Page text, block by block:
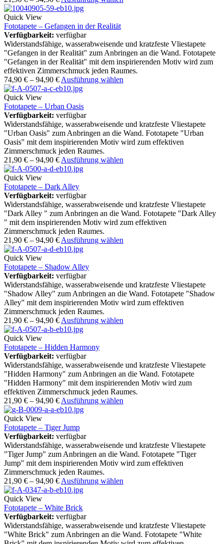
Quick View
Fototapete – Gefangen in der Realität
Verfügbarkeit: verfügbar
Widerstandsfähige, wasserabweisende und kratzfeste Vliestapete
"Gefangen in der Realität" zum Anbringen an die Wand. Fototapete
"Gefangen in der Realität" mit dem inspirierenden Motiv wird zum
effektiven Zimmerschmuck jeden Raumes.
74,90 € – 94,90 € Ausführung wählen
Quick View
Fototapete – Urban Oasis
Verfügbarkeit: verfügbar
Widerstandsfähige, wasserabweisende und kratzfeste Vliestapete
"Urban Oasis" zum Anbringen an die Wand. Fototapete "Urban
Oasis" mit dem inspirierenden Motiv wird zum effektiven
Zimmerschmuck jeden Raumes.
21,90 € – 94,90 € Ausführung wählen
Quick View
Fototapete – Dark Alley
Verfügbarkeit: verfügbar
Widerstandsfähige, wasserabweisende und kratzfeste Vliestapete
"Dark Alley " zum Anbringen an die Wand. Fototapete "Dark Alley
" mit dem inspirierenden Motiv wird zum effektiven
Zimmerschmuck jeden Raumes.
21,90 € – 94,90 € Ausführung wählen
Quick View
Fototapete – Shadow Alley
Verfügbarkeit: verfügbar
Widerstandsfähige, wasserabweisende und kratzfeste Vliestapete
"Shadow Alley" zum Anbringen an die Wand. Fototapete "Shadow
Alley" mit dem inspirierenden Motiv wird zum effektiven
Zimmerschmuck jeden Raumes.
21,90 € – 94,90 € Ausführung wählen
Quick View
Fototapete – Hidden Harmony
Verfügbarkeit: verfügbar
Widerstandsfähige, wasserabweisende und kratzfeste Vliestapete
"Hidden Harmony" zum Anbringen an die Wand. Fototapete
"Hidden Harmony" mit dem inspirierenden Motiv wird zum
effektiven Zimmerschmuck jeden Raumes.
21,90 € – 94,90 € Ausführung wählen
Quick View
Fototapete – Tiger Jump
Verfügbarkeit: verfügbar
Widerstandsfähige, wasserabweisende und kratzfeste Vliestapete
"Tiger Jump" zum Anbringen an die Wand. Fototapete "Tiger
Jump" mit dem inspirierenden Motiv wird zum effektiven
Zimmerschmuck jeden Raumes.
21,90 € – 94,90 € Ausführung wählen
Quick View
Fototapete – White Brick
Verfügbarkeit: verfügbar
Widerstandsfähige, wasserabweisende und kratzfeste Vliestapete
"White Brick" zum Anbringen an die Wand. Fototapete "White